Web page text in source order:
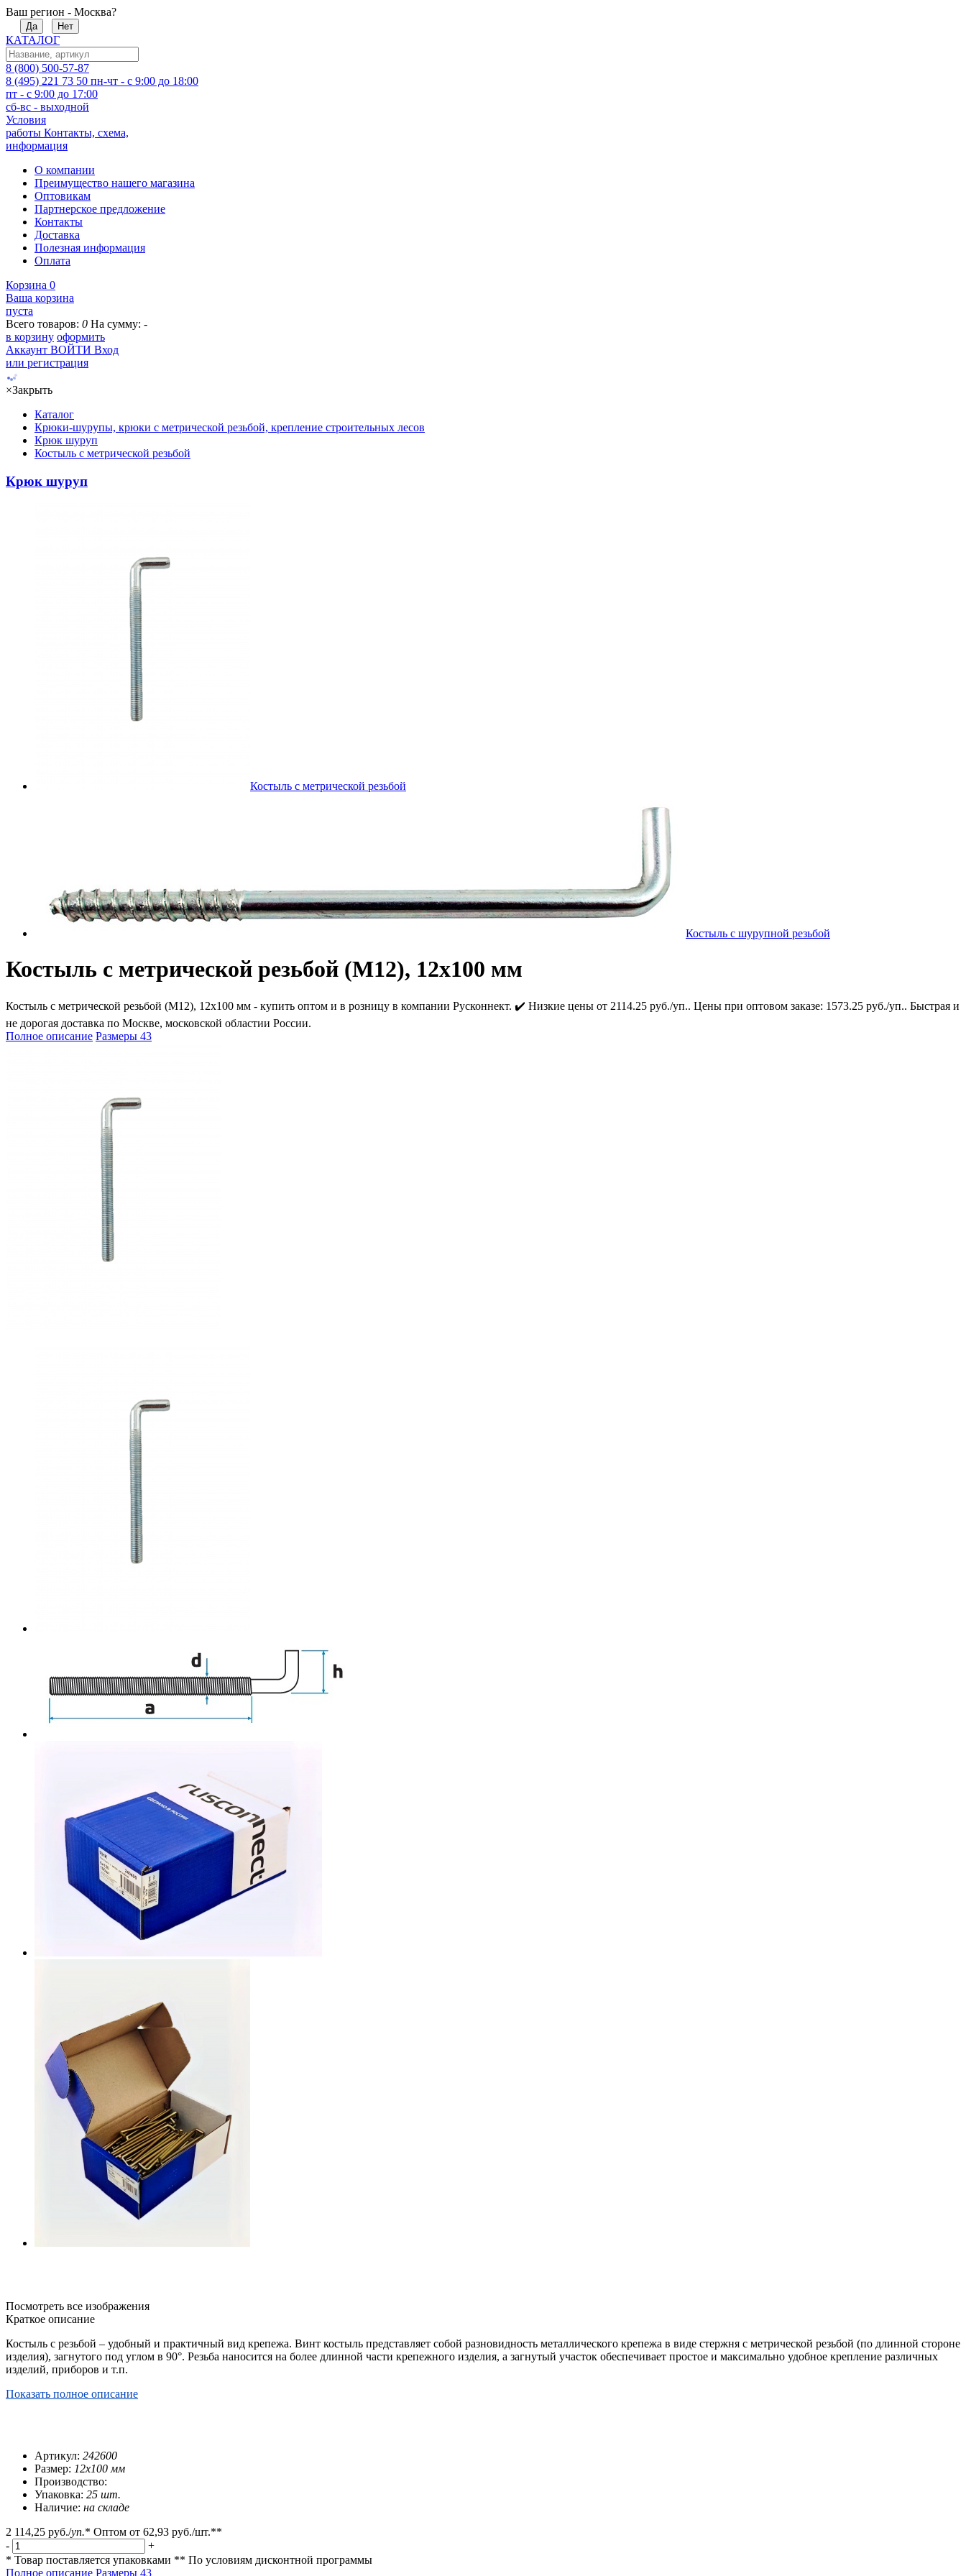
Ваш регион - Москва?
Да Нет
КАТАЛОГ
8 (800) 500-57-87
8 (495) 221 73 50 пн-чт - с 9:00 до 18:00
пт - с 9:00 до 17:00
сб-вс - выходной
Условия
работы Контакты, схема,
информация
О компании
Преимущество нашего магазина
Оптовикам
Партнерское предложение
Контакты
Доставка
Полезная информация
Оплата
Корзина 0
Ваша корзина
пуста
Всего товаров: 0 На сумму: -
в корзину оформить
Аккаунт ВОЙТИ Вход
или регистрация
×Закрыть
Каталог
Крюки-шурупы, крюки с метрической резьбой, крепление строительных лесов
Крюк шуруп
Костыль с метрической резьбой
Крюк шуруп
Костыль с метрической резьбой
Костыль с шурупной резьбой
Костыль с метрической резьбой (М12), 12х100 мм
Костыль с метрической резьбой (М12), 12х100 мм - купить оптом и в розницу в компании Русконнект. ✔️ Низкие цены от 2114.25 руб./уп.. Цены при оптовом заказе: 1573.25 руб./уп.. Быстрая и
не дорогая доставка по Москве, московской областии России.
Полное описание Размеры 43
Посмотреть все изображения
Краткое описание
Костыль с резьбой – удобный и практичный вид крепежа. Винт костыль представляет собой разновидность металлического крепежа в виде стержня с метрической резьбой (по длинной стороне
изделия), загнутого под углом в 90°. Резьба наносится на более длинной части крепежного изделия, а загнутый участок обеспечивает простое и максимально удобное крепление различных
изделий, приборов и т.п.
Показать полное описание
Артикул: 242600
Размер: 12х100 мм
Производство:
Упаковка: 25 шт.
Наличие: на складе
2 114,25 руб./уп.* Оптом от 62,93 руб./шт.**
-
+
* Товар поставляется упаковками ** По условиям дисконтной программы
Полное описание Размеры 43